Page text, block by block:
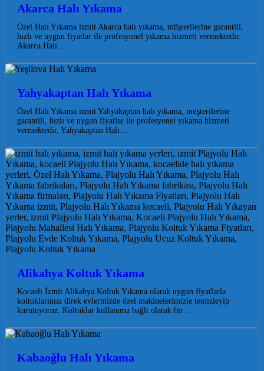
Akarca Halı Yıkama
Özel Halı Yıkama izmit Akarca halı yıkama, müşterilerine garantili,
hızlı ve uygun fiyatlar ile profesyonel yıkama hizmeti vermektedir.
Akarca Halı…
Yahyakaptan Halı Yıkama
Özel Halı Yıkama izmit Yahyakaptan halı yıkama, müşterilerine
garantili, hızlı ve uygun fiyatlar ile profesyonel yıkama hizmeti
vermektedir. Yahyakaptan Halı…
Alikahya Koltuk Yıkama
Kocaeli İzmit Alikahya Koltuk Yıkama olarak uygun fiyatlarla
koltuklarınızı direk evlerinizde özel makinelerimizle temizleyip
kurutuyoruz. Koltuklar kullanıma bağlı olarak bir…
Kabaoğlu Halı Yıkama